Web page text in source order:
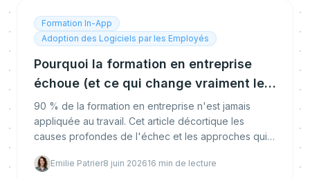
Formation In-App
Adoption des Logiciels par les Employés
Pourquoi la formation en entreprise
échoue (et ce qui change vraiment les
comportements)
90 % de la formation en entreprise n'est jamais
appliquée au travail. Cet article décortique les
causes profondes de l'échec et les approches qui
Emilie Patrier8 juin 202616 min de lecture